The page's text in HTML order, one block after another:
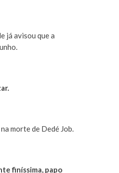
já avisou que a
morte de Dedé Job.
finíssima, papo